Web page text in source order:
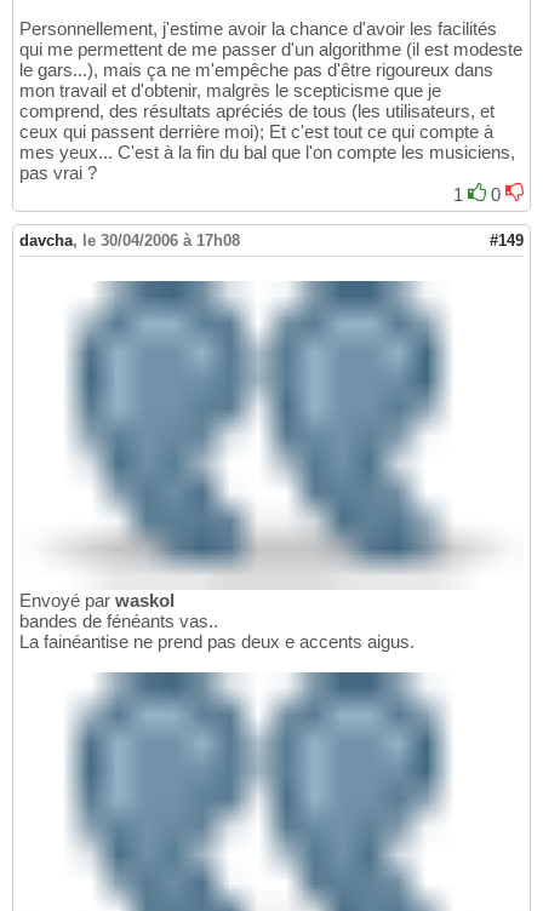
Personnellement, j'estime avoir la chance d'avoir les facilités
qui me permettent de me passer d'un algorithme (il est modeste
le gars...), mais ça ne m'empêche pas d'être rigoureux dans
mon travail et d'obtenir, malgrès le scepticisme que je
comprend, des résultats apréciés de tous (les utilisateurs, et
ceux qui passent derrière moi); Et c'est tout ce qui compte à
mes yeux... C'est à la fin du bal que l'on compte les musiciens,
pas vrai ?
1
0
davcha, le 30/04/2006 à 17h08 #149
Envoyé par waskol
bandes de fénéants vas..
La fainéantise ne prend pas deux e accents aigus.